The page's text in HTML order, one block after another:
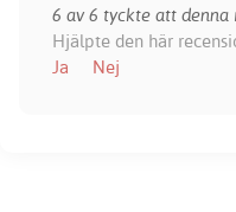
6 av 6 tyckte att
Hjälpte den här
Ja
Nej